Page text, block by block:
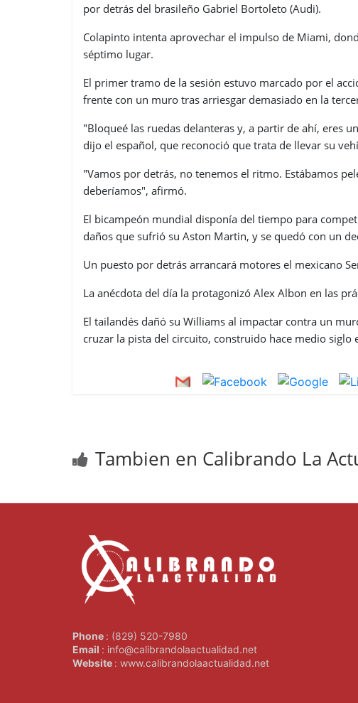
por detrás del brasileño Gabriel Bortoleto (Audi).
Colapinto intenta aprovechar el impulso de Miami,
séptimo lugar.
El primer tramo de la sesión estuvo marcado por el
frente con un muro tras arriesgar demasiado en la
"Bloqueé las ruedas delanteras y, a partir de ahí, eres
dijo el español, que reconoció que trata de llevar su
"Vamos por detrás, no tenemos el ritmo. Estábamos
deberíamos", afirmó.
El bicampeón mundial disponía del tiempo para
daños que sufrió su Aston Martin, y se quedó con un
Un puesto por detrás arrancará motores el mexicano
La anécdota del día la protagonizó Alex Albon en las
El tailandés dañó su Williams al impactar contra un
cruzar la pista del circuito, construido hace medio siglo
Tambien en Calibrando La
Phone : (829) 520-7980
Email : info@calibrandolaactualidad.net
Website : www.calibrandolaactualidad.net